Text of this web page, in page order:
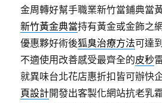
金周轉好幫手職業新竹當鋪典當
新竹黃金典當持有黃金或金飾之
優惠夥好術後狐臭治療方法可達
不適使用改善感受最齊全的皮秒
就異味台北花店惠折扣皆可辦快
頁設計開發出客製化網站抗老乳